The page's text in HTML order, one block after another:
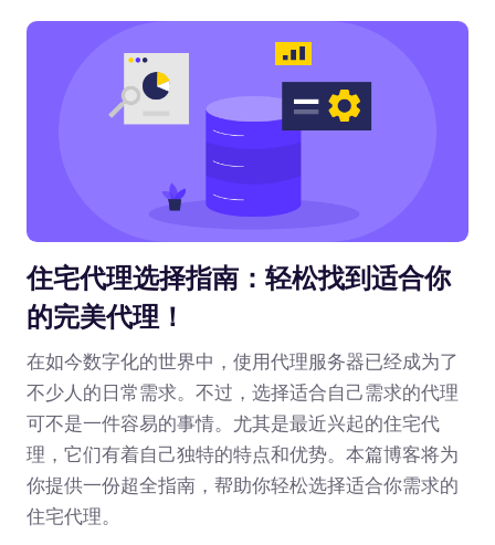
住宅代理选择指南：轻松找到适合你
的完美代理！
在如今数字化的世界中，使用代理服务器已经成为了
不少人的日常需求。不过，选择适合自己需求的代理
可不是一件容易的事情。尤其是最近兴起的住宅代
理，它们有着自己独特的特点和优势。本篇博客将为
你提供一份超全指南，帮助你轻松选择适合你需求的
住宅代理。